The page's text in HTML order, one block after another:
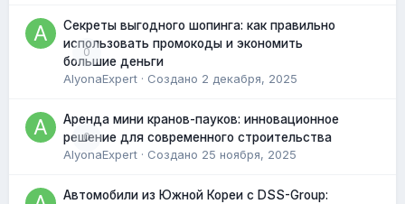
0
Секреты выгодного шопинга: как правильно
использовать промокоды и экономить
большие деньги
AlyonaExpert · Создано 2 декабря, 2025
0
Аренда мини кранов-пауков: инновационное
решение для современного строительства
AlyonaExpert · Создано 25 ноября, 2025
Автомобили из Южной Кореи с DSS-Group: